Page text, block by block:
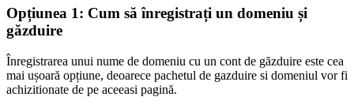
Opțiunea 1: Cum să înregistrați un domeniu și
găzduire
Înregistrarea unui nume de domeniu cu un cont de găzduire este cea
mai ușoară opțiune, deoarece pachetul de gazduire si domeniul vor fi
achizitionate de pe aceeasi pagină.